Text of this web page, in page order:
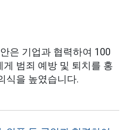
은 기업과 협력하여 100
게 범죄 예방 및 퇴치를 홍
식을 높였습니다.